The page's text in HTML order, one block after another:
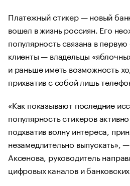
Платежный стикер — новый
вошел в жизнь россиян. Его
популярность связана в
клиенты — владельцы
и раньше иметь возможность
прихватив с собой лишь
«Как показывают последние
популярность стикеров
подхватив волну интереса,
незамедлительно выпускать»,
Аксенова, руководитель
цифровых каналов и